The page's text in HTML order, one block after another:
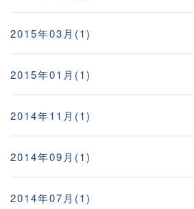
2015年03月(1)
2015年01月(1)
2014年11月(1)
2014年09月(1)
2014年07月(1)